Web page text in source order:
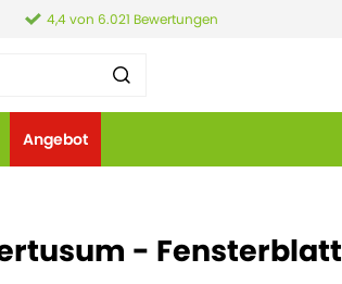
4,4 von 6.021 Bewertungen
Angebot
- Fensterblatt